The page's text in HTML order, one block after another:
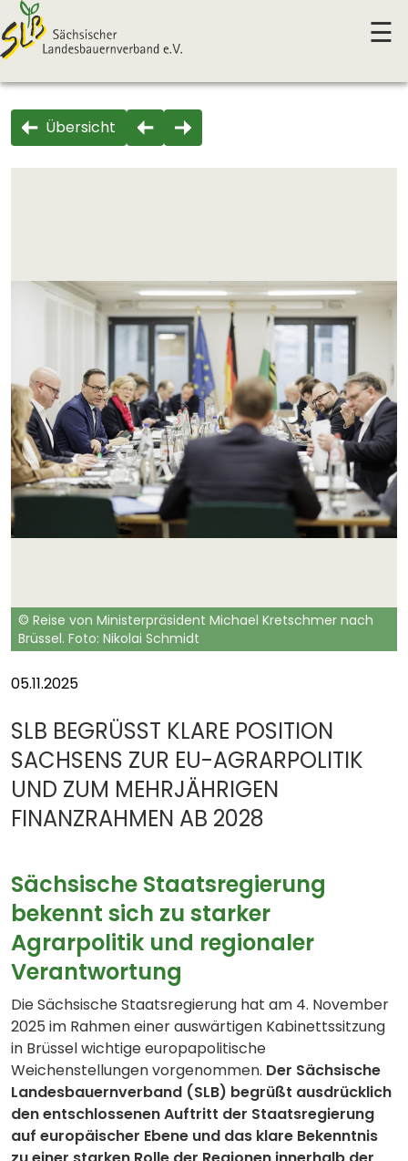
☰
Übersicht
© Reise von Ministerpräsident Michael Kretschmer nach
Brüssel. Foto: Nikolai Schmidt
05.11.2025
SLB BEGRÜSST KLARE POSITION S
ACHSENS ZUR EU-AGRARPOLITIK U
ND ZUM MEHRJÄHRIGEN F
INANZRAHMEN AB 2028
Sächsische Staatsregierung
bekennt sich zu starker
Agrarpolitik und regionaler
Verantwortung
Die Sächsische Staatsregierung hat am 4. November
2025 im Rahmen einer auswärtigen Kabinettssitzung
in Brüssel wichtige europapolitische
Weichenstellungen vorgenommen. Der Sächsische
Landesbauernverband (SLB) begrüßt ausdrücklich
den entschlossenen Auftritt der Staatsregierung
auf europäischer Ebene und das klare Bekenntnis